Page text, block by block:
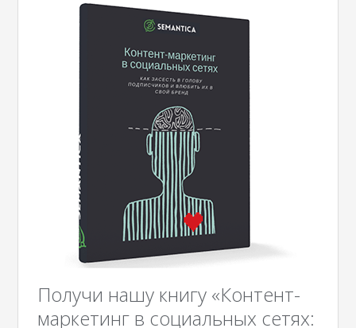
Получи нашу книгу «Контент-
маркетинг в социальных сетях: